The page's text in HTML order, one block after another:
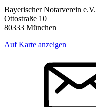
Bayerischer Notarverein e.V.
Ottostraße 10
80333 München
Auf Karte anzeigen